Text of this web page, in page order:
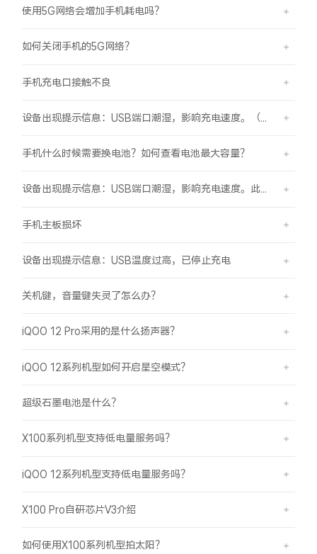
使用5G网络会增加手机耗电吗？
如何关闭手机的5G网络？
手机充电口接触不良
手机什么时候需要换电池？如何查看电池最大容量？
设备出现提示信息：USB端口潮湿，影响充电速度。此时设备不能充电或充电速度变慢。
手机主板损坏
设备出现提示信息：USB温度过高，已停止充电
关机键，音量键失灵了怎么办？
iQOO 12 Pro采用的是什么扬声器？
iQOO 12系列机型如何开启星空模式？
超级石墨电池是什么？
X100系列机型支持低电量服务吗？
iQOO 12系列机型支持低电量服务吗？
X100 Pro自研芯片V3介绍
如何使用X100系列机型拍太阳？